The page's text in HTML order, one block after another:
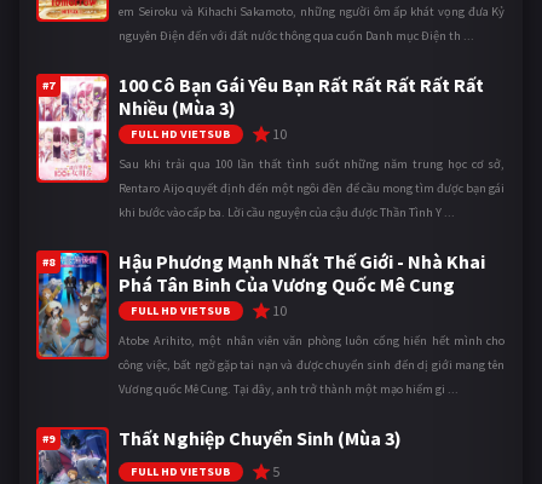
em Seiroku và Kihachi Sakamoto, những người ôm ấp khát vọng đưa Kỷ
nguyên Điện đến với đất nước thông qua cuốn Danh mục Điện th ...
#7
100 Cô Bạn Gái Yêu Bạn Rất Rất Rất Rất Rất
Nhiều (Mùa 3)
FULL HD VIETSUB 10
Sau khi trải qua 100 lần thất tình suốt những năm trung học cơ sở,
Rentaro Aijo quyết định đến một ngôi đền để cầu mong tìm được bạn gái
khi bước vào cấp ba. Lời cầu nguyện của cậu được Thần Tình Y ...
#8
Hậu Phương Mạnh Nhất Thế Giới - Nhà Khai
Phá Tân Binh Của Vương Quốc Mê Cung
FULL HD VIETSUB 10
Atobe Arihito, một nhân viên văn phòng luôn cống hiến hết mình cho
công việc, bất ngờ gặp tai nạn và được chuyển sinh đến dị giới mang tên
Vương quốc Mê Cung. Tại đây, anh trở thành một mạo hiểm gi ...
#9 Thất Nghiệp Chuyển Sinh (Mùa 3)
FULL HD VIETSUB 5